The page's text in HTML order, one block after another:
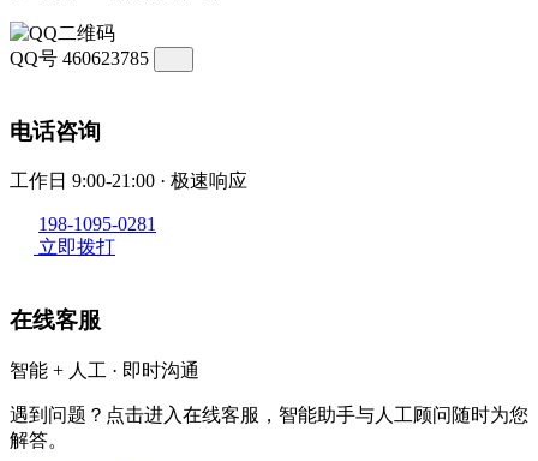
QQ号 460623785
电话咨询
工作日 9:00-21:00 · 极速响应
198-1095-0281
立即拨打
在线客服
智能 + 人工 · 即时沟通
遇到问题？点击进入在线客服，智能助手与人工顾问随时为您
解答。